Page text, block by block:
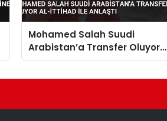
Mohamed Salah Suudi
Arabistan’a Transfer Oluyor
Al-İttihad ile Anlaştı